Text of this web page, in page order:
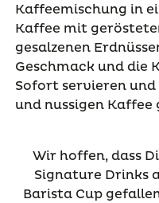
Kaffeemischung in
Kaffee mit
gesalzenen
Geschmack und die
Sofort servieren und
und nussigen Kaffee
Wir hoffen, dass
Signature Drinks
Barista Cup